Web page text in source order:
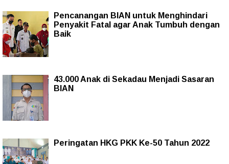
Pencanangan BIAN untuk Menghindari
Penyakit Fatal agar Anak Tumbuh dengan
Baik
43.000 Anak di Sekadau Menjadi Sasaran
BIAN
Peringatan HKG PKK Ke-50 Tahun 2022